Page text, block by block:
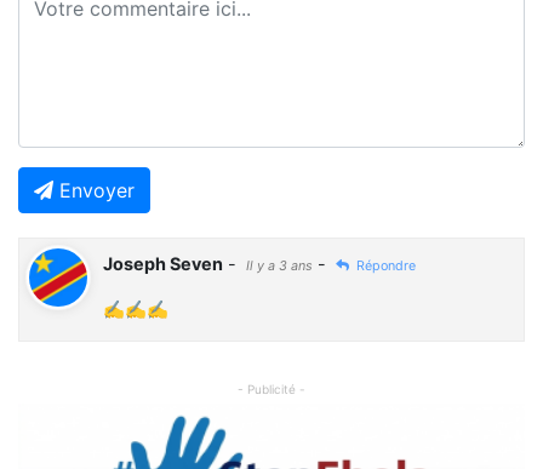
Envoyer
Joseph Seven - Il y a 3 ans - Répondre
✍️✍️✍️
- Publicité -